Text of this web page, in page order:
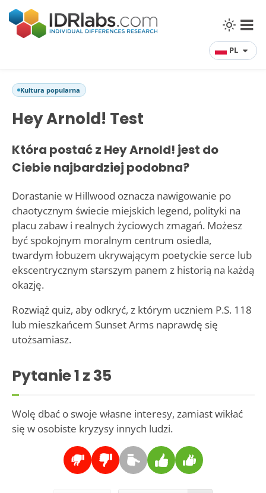
PL
Kultura popularna
Hey Arnold! Test
Która postać z Hey Arnold! jest do
Ciebie najbardziej podobna?
Dorastanie w Hillwood oznacza nawigowanie po
chaotycznym świecie miejskich legend, polityki na
placu zabaw i realnych życiowych zmagań. Możesz
być spokojnym moralnym centrum osiedla,
twardym łobuzem ukrywającym poetyckie serce lub
ekscentrycznym starszym panem z historią na każdą
okazję.
Rozwiąż quiz, aby odkryć, z którym uczniem P.S. 118
lub mieszkańcem Sunset Arms naprawdę się
utożsamiasz.
Pytanie1 z 35
Wolę dbać o swoje własne interesy, zamiast wikłać
się w osobiste kryzysy innych ludzi.